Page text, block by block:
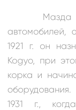
Мазда -
автомобилей,
1921 г. он
Kogyo, при
корка и
1931 г.,